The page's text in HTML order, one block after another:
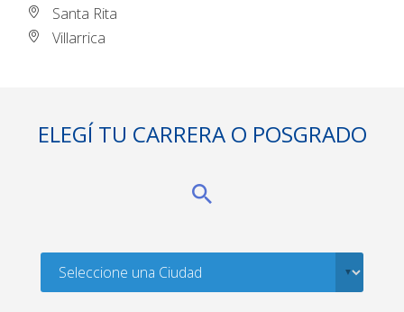
Santa Rita
Villarrica
ELEGÍ TU CARRERA O POSGRADO